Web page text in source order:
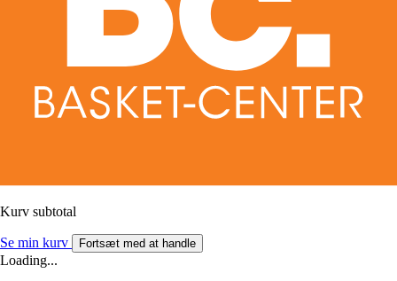
Kurv subtotal
Se min kurv Fortsæt med at handle
Loading...